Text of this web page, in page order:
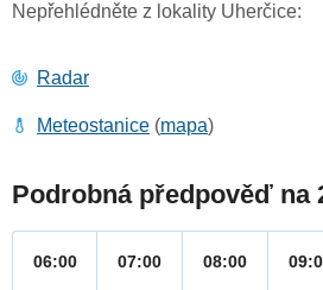
Nepřehlédněte z lokality Uherčice:
Radar
Meteostanice (mapa)
Podrobná předpověď na
06:00 07:00 08:00